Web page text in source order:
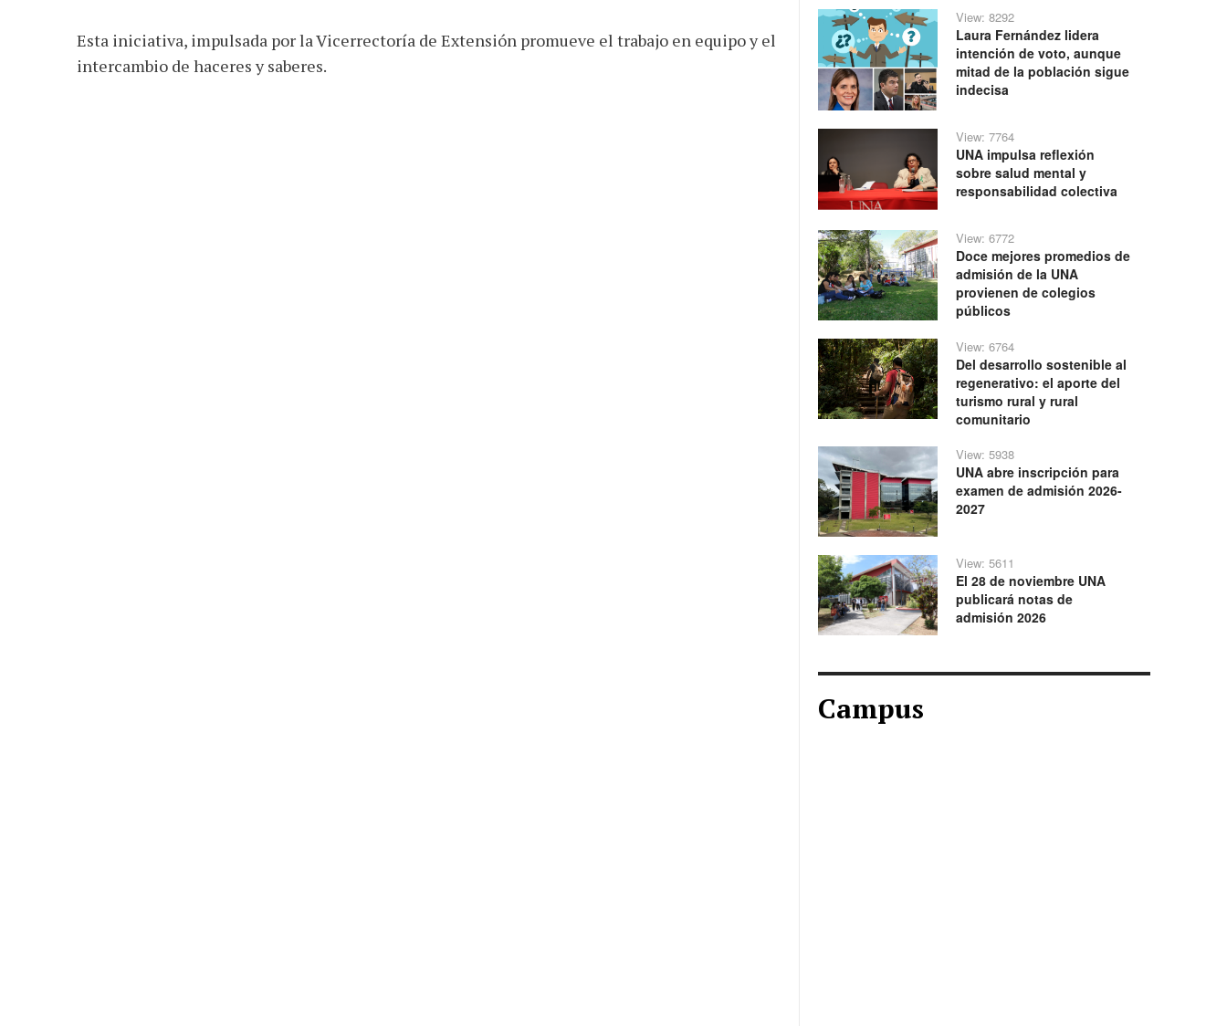
Esta iniciativa, impulsada por la Vicerrectoría de Extensión promueve el trabajo en equipo y el
intercambio de haceres y saberes.
View: 8292
Laura Fernández lidera
intención de voto, aunque
mitad de la población sigue
indecisa
View: 7764
UNA impulsa reflexión
sobre salud mental y
responsabilidad colectiva
View: 6772
Doce mejores promedios de
admisión de la UNA
provienen de colegios
públicos
View: 6764
Del desarrollo sostenible al
regenerativo: el aporte del
turismo rural y rural
comunitario
View: 5938
UNA abre inscripción para
examen de admisión 2026-
2027
View: 5611
El 28 de noviembre UNA
publicará notas de
admisión 2026
Campus